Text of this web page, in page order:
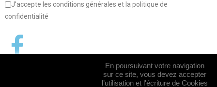
J'accepte les conditions générales et la politique de
confidentialité
En poursuivant votre navigation
sur ce site, vous devez accepter
l’utilisation et l'écriture de Cookies